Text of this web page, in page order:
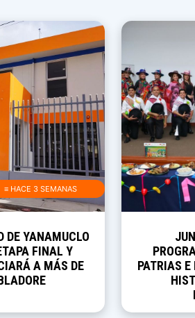
≡ HACE 3 SEMANAS
DE YANAMUCLO
FINAL Y
A MÁS DE
PATRIAS